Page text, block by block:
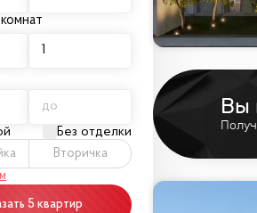
Без отделки
Вторичка
5 квартир
Вы